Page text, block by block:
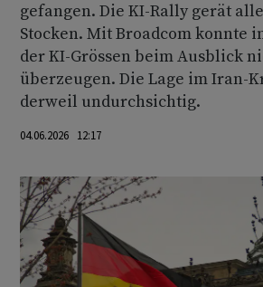
gefangen. Die KI-Rally gerät
Stocken. Mit Broadcom konnte
der KI-Grössen beim Ausblick
überzeugen. Die Lage im Iran-
derweil undurchsichtig.
04.06.2026 12:17